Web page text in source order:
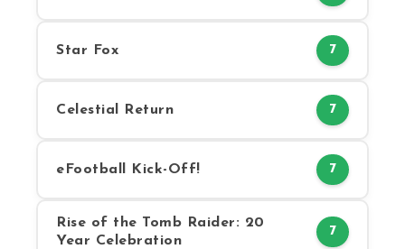
Star Fox 7
Celestial Return 7
eFootball Kick-Off! 7
Rise of the Tomb Raider: 20
Year Celebration
7